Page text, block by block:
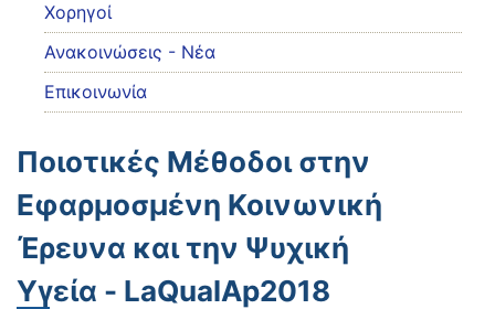
Χορηγοί
Ανακοινώσεις - Νέα
Επικοινωνία
Ποιοτικές Μέθοδοι στην
Εφαρμοσμένη Κοινωνική
Έρευνα και την Ψυχική
Υγεία - LaQualAp2018